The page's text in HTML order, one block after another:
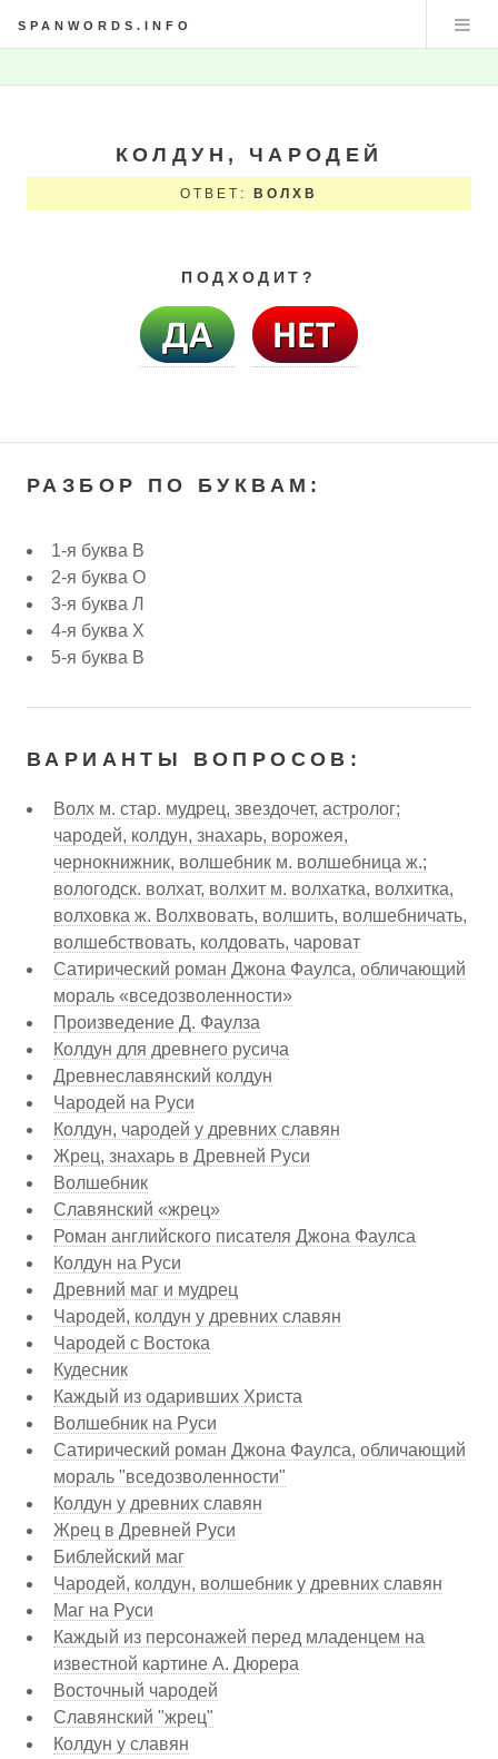
SPANWORDS.INFO
КОЛДУН, ЧАРОДЕЙ
ОТВЕТ: ВОЛХВ
ПОДХОДИТ?
РАЗБОР ПО БУКВАМ:
1-я буква В
2-я буква О
3-я буква Л
4-я буква Х
5-я буква В
ВАРИАНТЫ ВОПРОСОВ:
Волх м. стар. мудрец, звездочет, астролог;
чародей, колдун, знахарь, ворожея,
чернокнижник, волшебник м. волшебница ж.;
вологодск. волхат, волхит м. волхатка, волхитка,
волховка ж. Волхвовать, волшить, волшебничать,
волшебствовать, колдовать, чароват
Сатирический роман Джона Фаулса, обличающий
мораль «вседозволенности»
Произведение Д. Фаулза
Колдун для древнего русича
Древнеславянский колдун
Чародей на Руси
Колдун, чародей у древних славян
Жрец, знахарь в Древней Руси
Волшебник
Славянский «жрец»
Роман английского писателя Джона Фаулса
Колдун на Руси
Древний маг и мудрец
Чародей, колдун у древних славян
Чародей с Востока
Кудесник
Каждый из одаривших Христа
Волшебник на Руси
Сатирический роман Джона Фаулса, обличающий
мораль "вседозволенности"
Колдун у древних славян
Жрец в Древней Руси
Библейский маг
Чародей, колдун, волшебник у древних славян
Маг на Руси
Каждый из персонажей перед младенцем на
известной картине А. Дюрера
Восточный чародей
Славянский "жрец"
Колдун у славян